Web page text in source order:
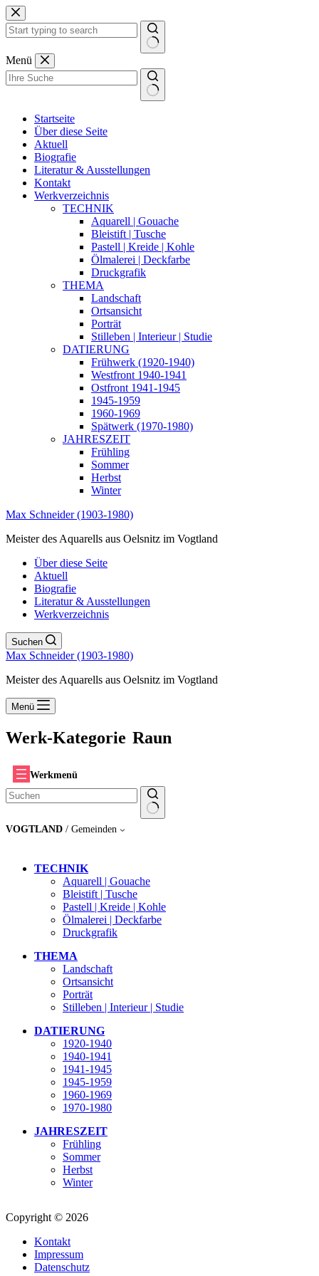
Zum
Inhalt
springen
Keine
Ergebnisse
Menü
Startseite
Über diese Seite
Aktuell
Biografie
Literatur & Ausstellungen
Kontakt
Werkverzeichnis
TECHNIK
Aquarell | Gouache
Bleistift | Tusche
Pastell | Kreide | Kohle
Ölmalerei | Deckfarbe
Druckgrafik
THEMA
Landschaft
Ortsansicht
Porträt
Stilleben | Interieur | Studie
DATIERUNG
Frühwerk (1920-1940)
Westfront 1940-1941
Ostfront 1941-1945
1945-1959
1960-1969
Spätwerk (1970-1980)
JAHRESZEIT
Frühling
Sommer
Herbst
Winter
Max Schneider (1903-1980)
Meister des Aquarells aus Oelsnitz im Vogtland
Über diese Seite
Aktuell
Biografie
Literatur & Ausstellungen
Werkverzeichnis
Suchen
Max Schneider (1903-1980)
Meister des Aquarells aus Oelsnitz im Vogtland
Menü
Werk-Kategorie Raun
Werkmenü
Keine
VOGTLAND / Gemeinden
TECHNIK
Aquarell | Gouache
Bleistift | Tusche
Pastell | Kreide | Kohle
Ölmalerei | Deckfarbe
Druckgrafik
THEMA
Landschaft
Ortsansicht
Porträt
Stilleben | Interieur | Studie
DATIERUNG
1920-1940
1940-1941
1941-1945
1945-1959
1960-1969
1970-1980
JAHRESZEIT
Frühling
Sommer
Herbst
Winter
Copyright © 2026
Kontakt
Impressum
Datenschutz